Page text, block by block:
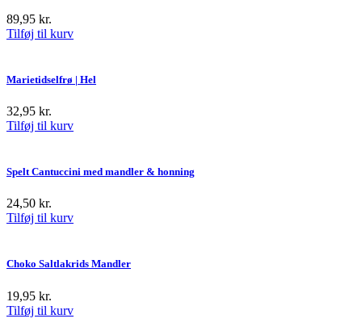
89,95 kr.
Tilføj til kurv
Marietidselfrø | Hel
32,95 kr.
Tilføj til kurv
Spelt Cantuccini med mandler & honning
24,50 kr.
Tilføj til kurv
Choko Saltlakrids Mandler
19,95 kr.
Tilføj til kurv